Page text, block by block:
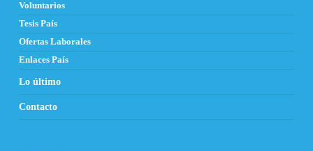
Voluntarios
Tesis País
Ofertas Laborales
Enlaces País
Lo último
Contacto